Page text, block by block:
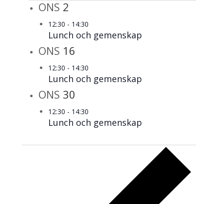
ONS 2
12:30 - 14:30
Lunch och gemenskap
ONS 16
12:30 - 14:30
Lunch och gemenskap
ONS 30
12:30 - 14:30
Lunch och gemenskap